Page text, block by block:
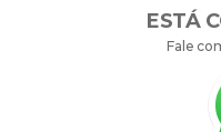
ESTÁ
Fale